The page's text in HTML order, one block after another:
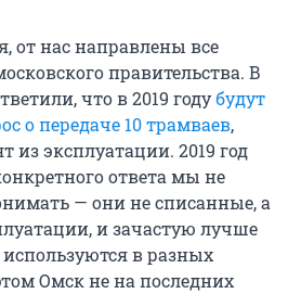
от нас направлены все
правительства. В
что в 2019 годубудут
о передаче 10 трамваев,
из эксплуатации. 2019 год
ответа мы не
— они не списанные, а
и зачастую лучше
в разных
Омск не на последних